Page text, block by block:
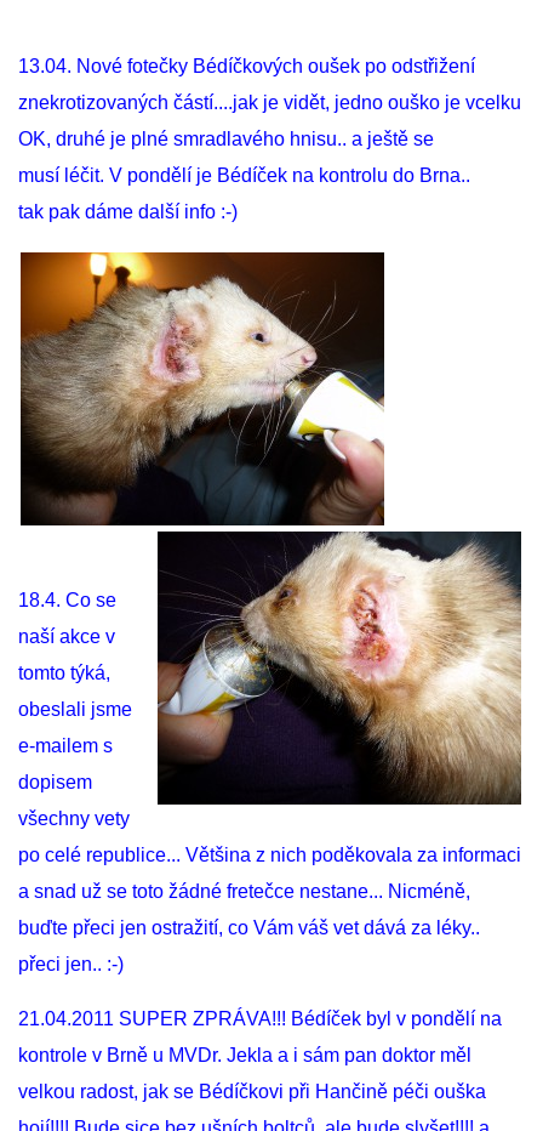
13.04. Nové fotečky Bédíčkových oušek po odstřižení
znekrotizovaných částí....jak je vidět, jedno ouško je vcelku
OK, druhé je plné smradlavého hnisu.. a ještě se
musí léčit. V pondělí je Bédíček na kontrolu do Brna..
tak pak dáme další info :-)
18.4. Co se
naší akce v
tomto týká,
obeslali jsme
e-mailem s
dopisem
všechny vety
po celé republice... Většina z nich poděkovala za informaci
a snad už se toto žádné fretečce nestane... Nicméně,
buďte přeci jen ostražití, co Vám váš vet dává za léky..
přeci jen.. :-)
21.04.2011 SUPER ZPRÁVA!!! Bédíček byl v pondělí na
kontrole v Brně u MVDr. Jekla a i sám pan doktor měl
velkou radost, jak se Bédíčkovi při Hančině péči ouška